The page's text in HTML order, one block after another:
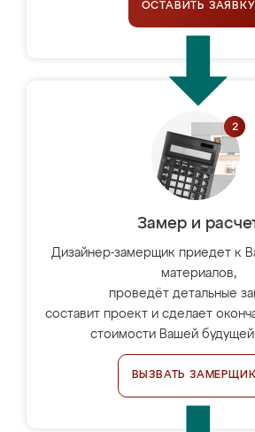
ОСТАВИТЬ ЗАЯВКУ
Замер и
Дизайнер-замерщик приедет к
материалов,
проведёт детальные
составит проект и сделает
стоимости Вашей
ВЫЗВАТЬ